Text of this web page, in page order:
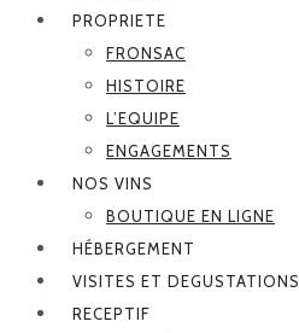
PROPRIETE
FRONSAC
HISTOIRE
L’EQUIPE
ENGAGEMENTS
NOS VINS
BOUTIQUE EN LIGNE
HÉBERGEMENT
VISITES ET DEGUSTATIONS
RECEPTIF